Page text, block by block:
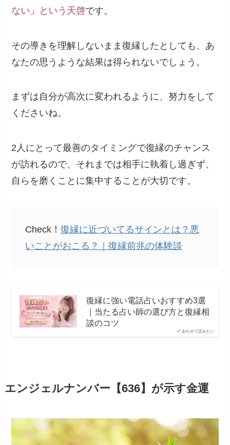
ない」という天啓です。
その導きを理解しないまま復縁したとしても、あ
なたの思うような結果は得られないでしょう。
まずは自分が高次に変われるように、努力をして
くださいね。
2人にとって最善のタイミングで復縁のチャンス
が訪れるので、それまでは相手に執着し過ぎず、
自らを磨くことに集中することが大切です。
Check！復縁に近づいてるサインとは？悪
いことがおこる？｜復縁前兆の体験談
あわせて読みたい
復縁に強い電話占いおすすめ3選
｜当たる占い師の選び方と復縁相
談のコツ
エンジェルナンバー【636】が示す金運